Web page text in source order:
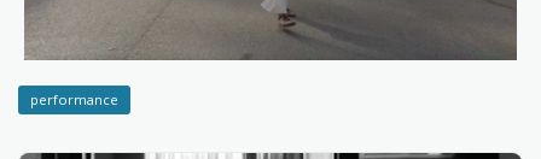
performance